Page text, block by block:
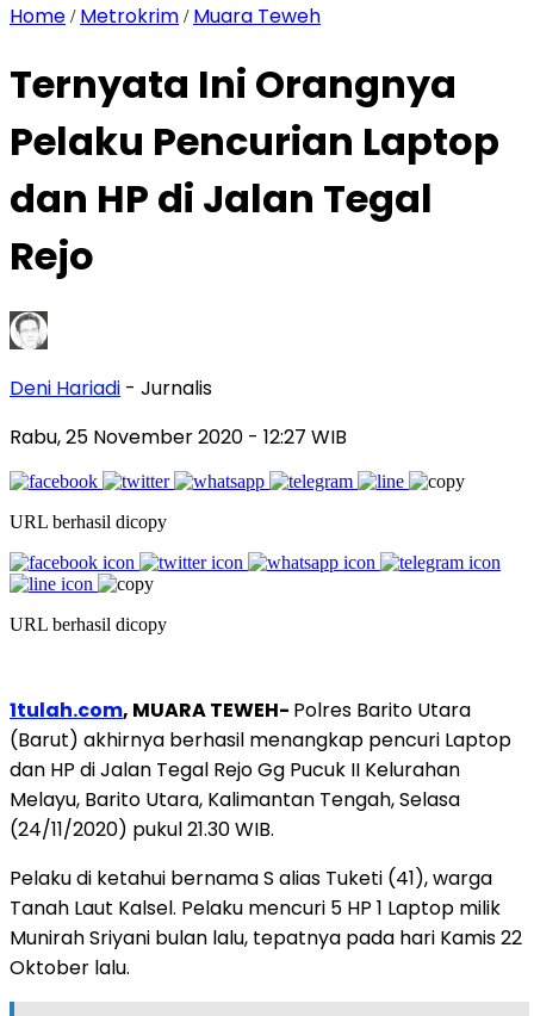
Home / Metrokrim / Muara Teweh
Ternyata Ini Orangnya
Pelaku Pencurian Laptop
dan HP di Jalan Tegal
Rejo
Deni Hariadi - Jurnalis
Rabu, 25 November 2020 - 12:27 WIB
URL berhasil dicopy
URL berhasil dicopy
1tulah.com, MUARA TEWEH- Polres Barito Utara
(Barut) akhirnya berhasil menangkap pencuri Laptop
dan HP di Jalan Tegal Rejo Gg Pucuk II Kelurahan
Melayu, Barito Utara, Kalimantan Tengah, Selasa
(24/11/2020) pukul 21.30 WIB.
Pelaku di ketahui bernama S alias Tuketi (41), warga
Tanah Laut Kalsel. Pelaku mencuri 5 HP 1 Laptop milik
Munirah Sriyani bulan lalu, tepatnya pada hari Kamis 22
Oktober lalu.